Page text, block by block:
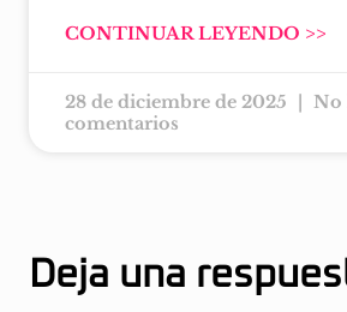
CONTINUAR LEYENDO >>
28 de diciembre de 2025
No
comentarios
Deja una